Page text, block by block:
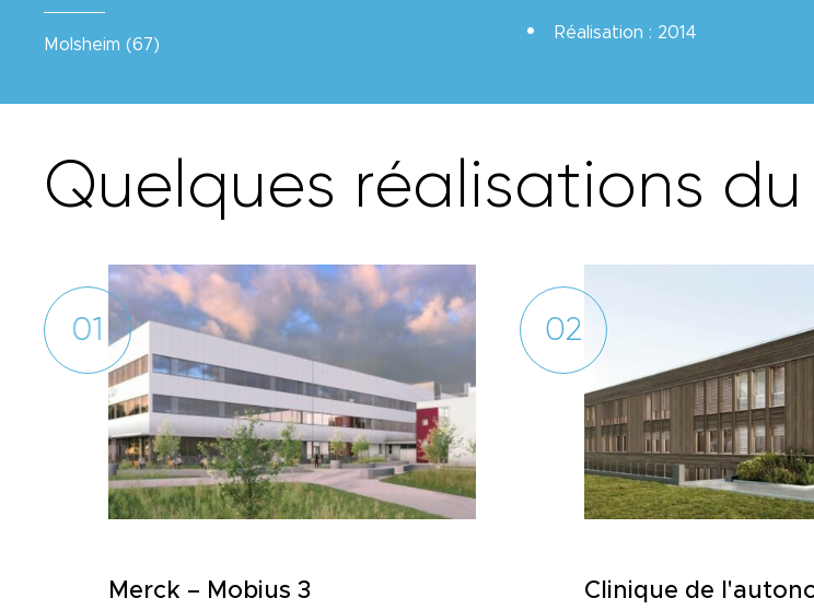
Molsheim (67)
Réalisation : 2014
Quelques réalisations du
01
Merck – Mobius 3
02
Clinique de